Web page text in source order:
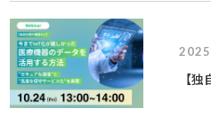
【独